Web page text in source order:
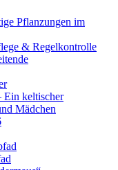
Pflanzungen im
& Regelkontrolle
Ein keltischer
Mädchen